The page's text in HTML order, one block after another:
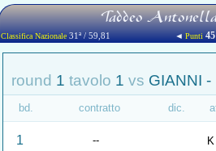
Taddeo
Classifica Nazionale31ª / 59,81 ◄Punti 45
round 1 tavolo 1 vs GIANNI -
bd. contratto dic.
1 -- K